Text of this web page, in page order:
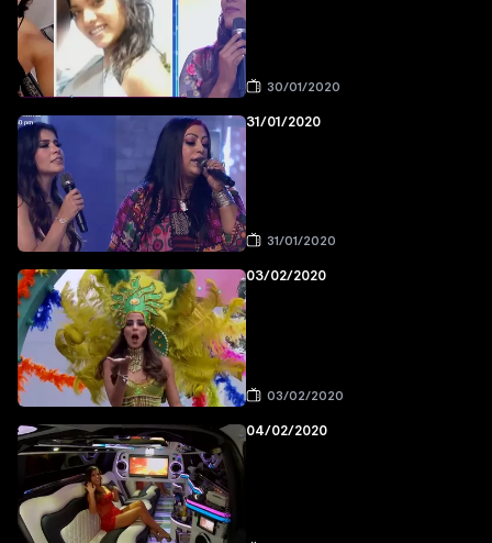
30/01/2020
31/01/2020
31/01/2020
03/02/2020
03/02/2020
04/02/2020